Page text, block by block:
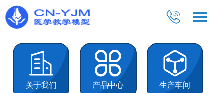
关于我们 产品中心 生产车间